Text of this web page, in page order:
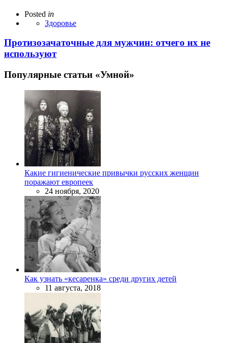
Posted in
Здоровье
Протизозачаточные для мужчин: отчего их не
используют
Популярные статьи «Умной»
Какие гигиенические привычки русских женщин
поражают европеек
24 ноября, 2020
Как узнать «кесаренка» среди других детей
11 августа, 2018